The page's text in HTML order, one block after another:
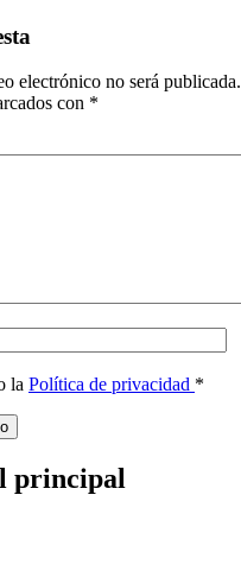
electrónico no será publicada.
con *
la Política de privacidad *
principal